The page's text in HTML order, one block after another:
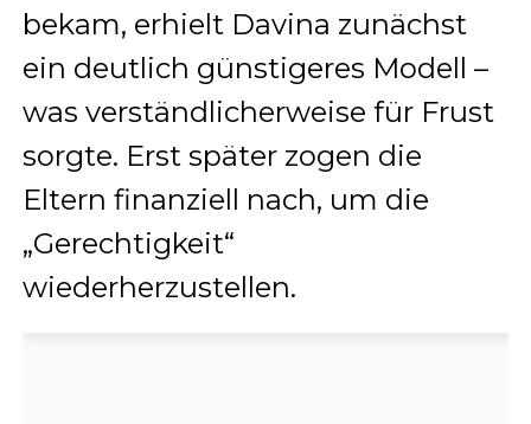
bekam, erhielt Davina zunächst
ein deutlich günstigeres Modell –
was verständlicherweise für Frust
sorgte. Erst später zogen die
Eltern finanziell nach, um die
„Gerechtigkeit“
wiederherzustellen.